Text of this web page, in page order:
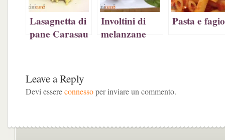
Lasagnetta di
pane Carasau
Involtini di
melanzane
Pasta e
Leave a Reply
Devi essereconnessoper inviare un commento.